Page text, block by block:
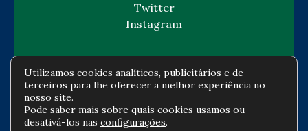
Twitter
Instagram
Copyright © Todos os direitos reservados -
gazetaeconomia.com
Utilizamos cookies analíticos, publicitários e de
terceiros para lhe oferecer a melhor experiência no
nosso site.
Pode saber mais sobre quais cookies usamos ou
desativá-los nas configurações.